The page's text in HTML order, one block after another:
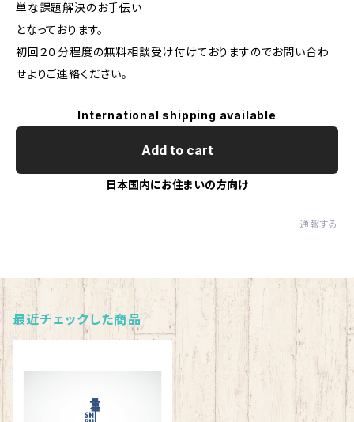
単な課題解決のお手伝い
となっております。
初回２０分程度の無料相談受け付けておりますのでお問い合わ
せよりご連絡ください。
International shipping available
Add to cart
日本国内にお住まいの方向け
通報する
最近チェックした商品